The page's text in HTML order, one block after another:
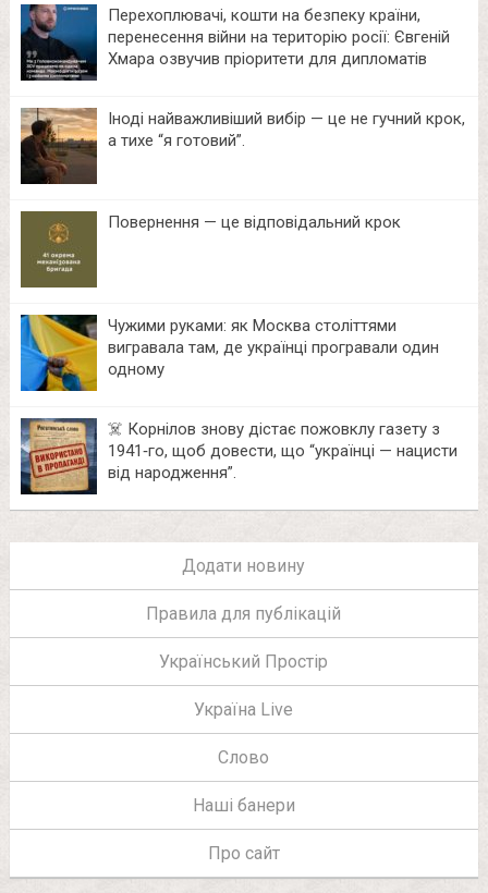
Перехоплювачі, кошти на безпеку країни,
перенесення війни на територію росії: Євгеній
Хмара озвучив пріоритети для дипломатів
Іноді найважливіший вибір — це не гучний крок,
а тихе “я готовий”.
Повернення — це відповідальний крок
Чужими руками: як Москва століттями
вигравала там, де українці програвали один
одному
☠️ Корнілов знову дістає пожовклу газету з
1941‑го, щоб довести, що “українці — нацисти
від народження”.
Додати новину
Правила для публікацій
Український Простір
Україна Live
Слово
Наші банери
Про сайт